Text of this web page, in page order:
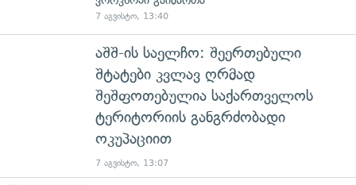
7 აგვისტო, 13:40
აშშ-ის საელჩო: შეერთებული
შტატები კვლავ ღრმად
შეშფოთებულია საქართველოს
ტერიტორიის განგრძობადი
ოკუპაციით
7 აგვისტო, 13:07